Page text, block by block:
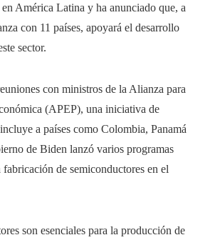
América Latina y ha anunciado que, a
con 11 países, apoyará el desarrollo
sector.
con ministros de la Alianza para
(APEP), una iniciativa de
a países como Colombia, Panamá
de Biden lanzó varios programas
de semiconductores en el
son esenciales para la producción de